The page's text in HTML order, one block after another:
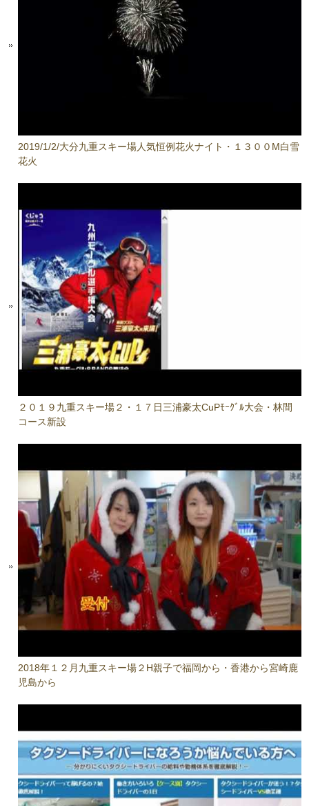
2019/1/2/大分九重スキー場人気恒例花火ナイト・１３００M白雪
花火
２０１９九重スキー場２・１７日三浦豪太CuPﾓｰｸﾞﾙ大会・林間
コース新設
2018年１２月九重スキー場２H親子で福岡から・香港から宮崎鹿
児島から